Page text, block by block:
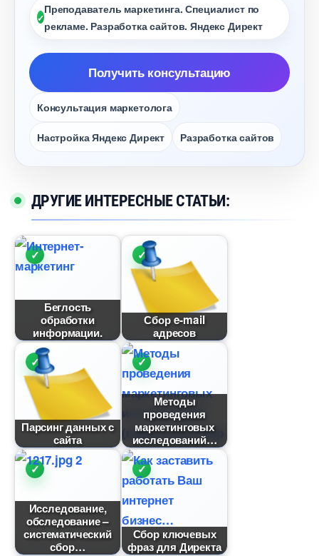
Преподаватель маркетинга. Специалист по
рекламе. Разработка сайтов. Яндекс Директ
Получить консультацию
Консультация маркетолога
Настройка Яндекс Директ Разработка сайто
ДРУГИЕ ИНТЕРЕСНЫЕ СТАТЬИ:
Беглость
обработки
информации.
Сбор e-mail
адресо
Парсинг данных с
сайта
Методы
проведения
маркетинговых
исследований
Исследование,
обследование –
систематический
сбор
Сбор ключевых
фраз для Директа